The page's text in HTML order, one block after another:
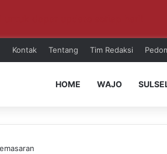
Kontak Tentang Tim Redaksi
HOME WAJO